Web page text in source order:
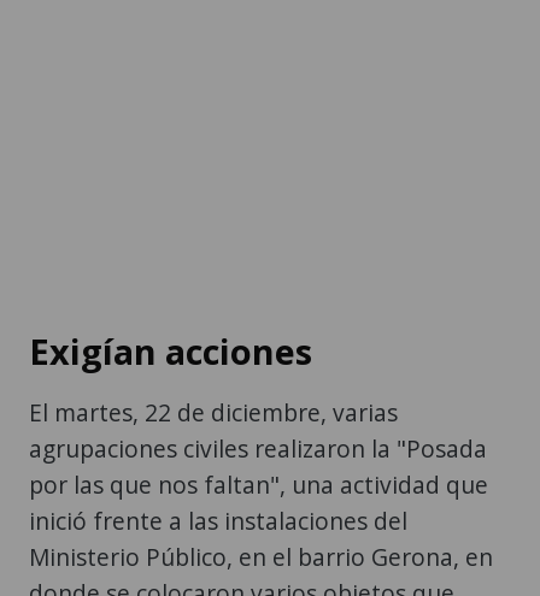
Exigían acciones
El martes, 22 de diciembre, varias
agrupaciones civiles realizaron la "Posada
por las que nos faltan", una actividad que
inició frente a las instalaciones del
Ministerio Público, en el barrio Gerona, en